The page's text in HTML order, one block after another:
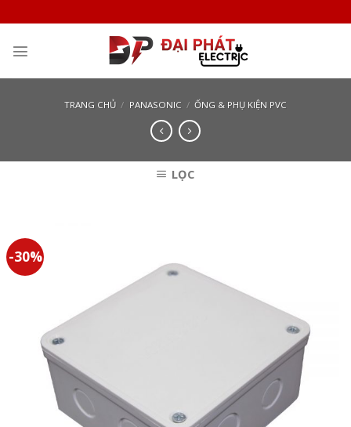
to
content
TRANG CHỦ / PANASONIC / ỐNG & PHỤ KIỆN PVC
LỌC
-30%